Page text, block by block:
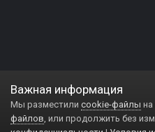
Важная информация
Мы разместили cookie-файлы
файлов, или продолжить без